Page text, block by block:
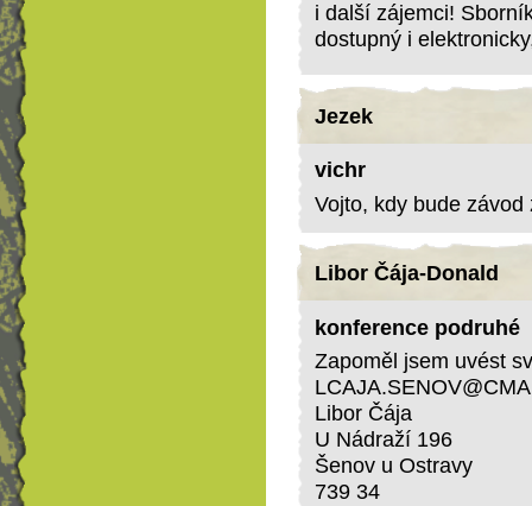
i další zájemci!
dostupný i
Jezek
vichr
Vojto, kdy bude závod
Libor Čája-Donald
konference podruhé
Zapoměl jsem uvést
Libor Čája
U Nádraží 196
Šenov u Ostravy
739 34